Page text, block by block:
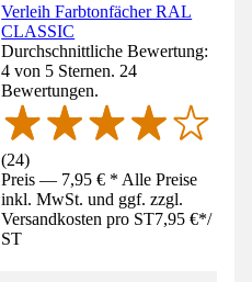
Verleih Farbtonfächer RAL
CLASSIC
Durchschnittliche Bewertung:
4 von 5 Sternen. 24
Bewertungen.
(24)
Preis — 7,95 € * Alle Preise
inkl. MwSt. und ggf. zzgl.
Versandkosten pro ST7,95 €*/
ST